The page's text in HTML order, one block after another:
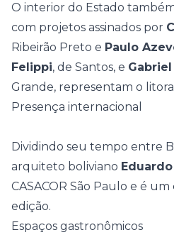
O interior do Estado
com projetos assinados por
Ribeirão Preto e Paulo
Felippi, de Santos, e
Grande, representam o
Presença internacional
Dividindo seu tempo entre
arquiteto boliviano
CASACOR São Paulo e é
edição.
Espaços gastronômicos